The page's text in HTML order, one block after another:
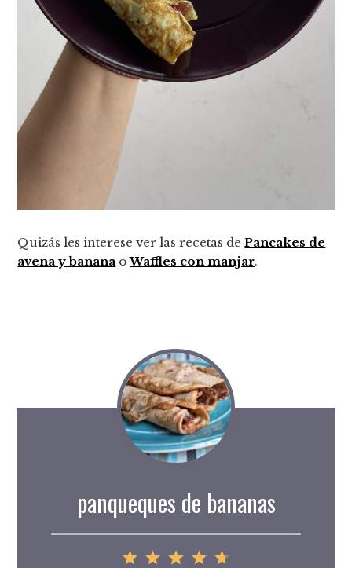
Quizás les interese ver las recetas dePancakes de
avena y banana oWaffles con manjar.
panqueques de bananas
5
4
3
2
1